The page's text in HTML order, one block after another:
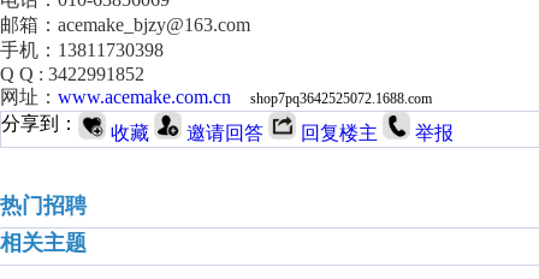
邮箱：acemake_bjzy@163.com
手机：13811730398
Q Q : 3422991852
网址： www.acemake.com.cn shop7pq3642525072.1688.com
分享到： 收藏 邀请回答 回复楼主 举报
热门招聘
相关主题